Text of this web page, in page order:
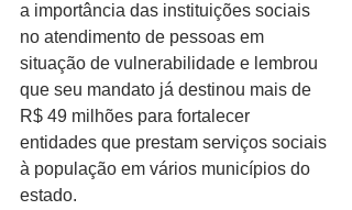
a importância das instituições sociais
no atendimento de pessoas em
situação de vulnerabilidade e lembrou
que seu mandato já destinou mais de
R$ 49 milhões para fortalecer
entidades que prestam serviços sociais
à população em vários municípios do
estado.